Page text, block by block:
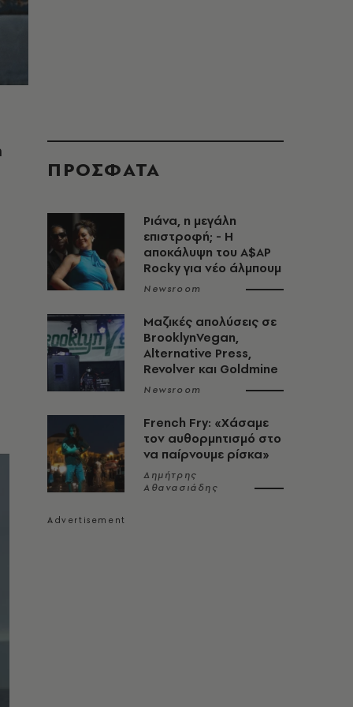
ΠΡΟΣΦΑΤΑ
Ριάνα, η μεγάλη
επιστροφή; - Η
αποκάλυψη του A$AP
Rocky για νέο άλμπουμ
Newsroom
Μαζικές απολύσεις σε
BrooklynVegan,
Alternative Press,
Revolver και Goldmine
Newsroom
French Fry: «Χάσαμε
τον αυθορμητισμό στο
να παίρνουμε ρίσκα»
Δημήτρης
Αθανασιάδης